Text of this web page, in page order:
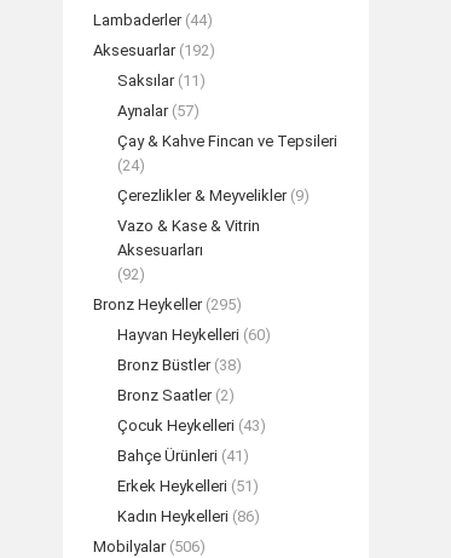
Lambaderler (44)
Aksesuarlar (192)
Saksılar (11)
Aynalar (57)
Çay & Kahve Fincan ve Tepsileri
(24)
Çerezlikler & Meyvelikler (9)
Vazo & Kase & Vitrin
Aksesuarları
(92)
Bronz Heykeller (295)
Hayvan Heykelleri (60)
Bronz Büstler (38)
Bronz Saatler (2)
Çocuk Heykelleri (43)
Bahçe Ürünleri (41)
Erkek Heykelleri (51)
Kadın Heykelleri (86)
Mobilyalar (506)